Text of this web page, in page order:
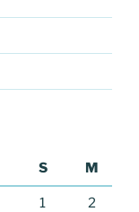
S M
1 2